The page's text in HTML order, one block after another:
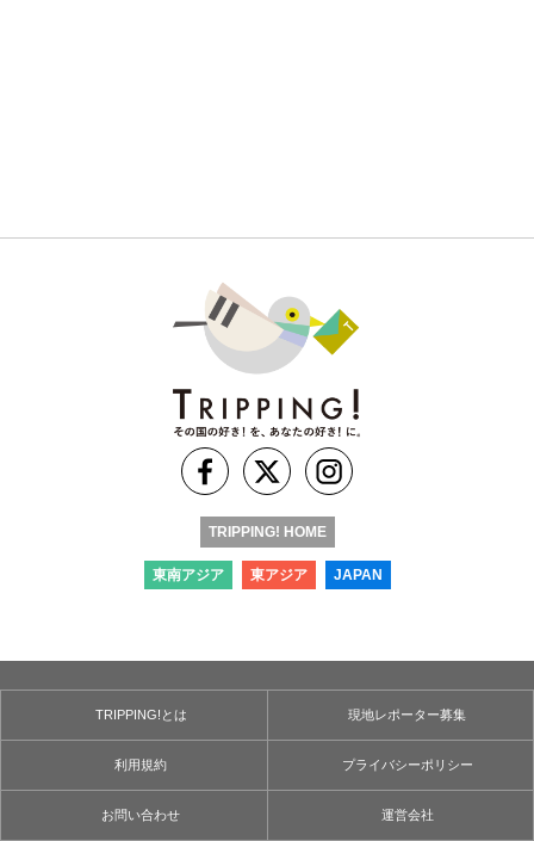
TRIPPING! HOME
東南アジア 東アジア JAPAN
TRIPPING!とは 現地レポーター募集
利用規約 プライバシーポリシー
お問い合わせ 運営会社